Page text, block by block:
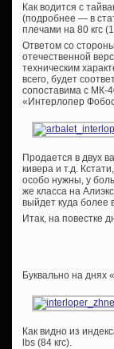
Как водится с
(подробнее — в
плечами на 80 кгс
Ответом со
отечественной
техническим
всего, будет
сопоставима с МК-
«Интерлопер
Продается в двух
кивера и т.д.
особо нужны, у
же класса на
выйдет куда более
Итак, на повестке
Буквально на днях
Как видно из
lbs (84 кгс).